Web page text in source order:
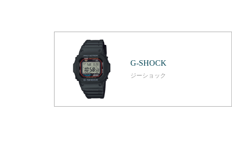
G-SHOCK
ジーショック